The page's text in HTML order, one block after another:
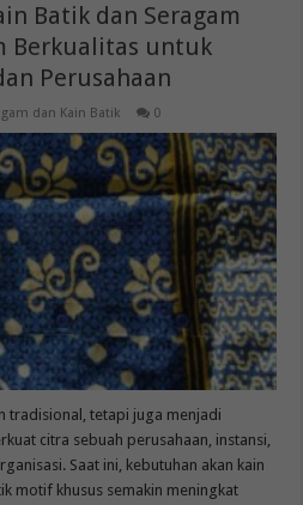
Batik dan Seragam
Berkualitas untuk
Perusahaan
dan Kain Batik 0
tradisional, tetapi juga menjadi
citra sebuah perusahaan, instansi,
Saat ini, kebutuhan akan kain
motif khusus semakin meningkat